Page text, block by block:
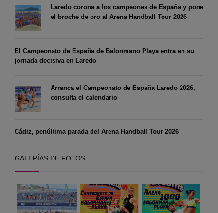
Laredo corona a los campeones de España y pone
el broche de oro al Arena Handball Tour 2026
El Campeonato de España de Balonmano Playa entra en su
jornada decisiva en Laredo
Arranca el Campeonato de España Laredo 2026,
consulta el calendario
Cádiz, penúltima parada del Arena Handball Tour 2026
GALERÍAS DE FOTOS